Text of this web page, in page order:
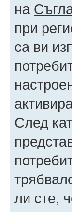
на
при
са ви
След
ли сте,